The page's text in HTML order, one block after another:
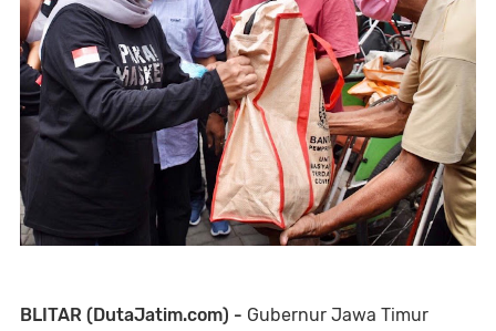
BLITAR (DutaJatim.com) - Gubernur Jawa Timur